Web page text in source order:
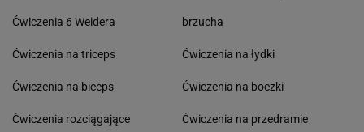
Ćwiczenia 6 Weidera
Ćwiczenia na triceps
Ćwiczenia na biceps
Ćwiczenia rozciągające
brzucha
Ćwiczenia na łydki
Ćwiczenia na boczki
Ćwiczenia na przedramie